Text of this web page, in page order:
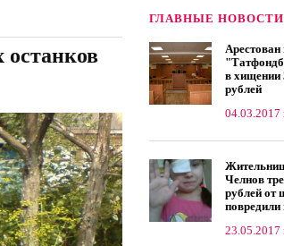
останков
ГЛАВНЫЕ НОВОСТИ
Арестован
в хищении
рублей
04.03.2017
Челнов
рублей от
повредили
23.05.2017